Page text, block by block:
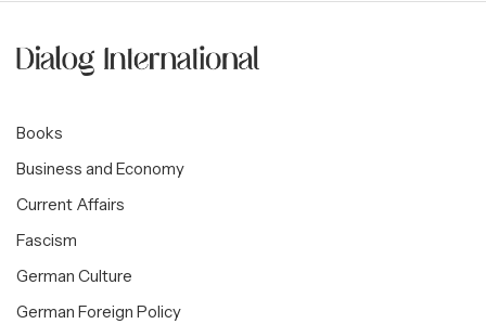
Books
Business and Economy
Current Affairs
Fascism
German Culture
German Foreign Policy